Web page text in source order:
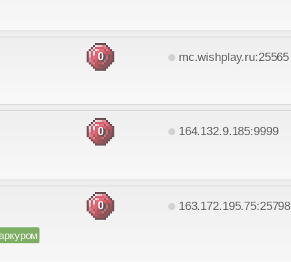
0 mc.wishplay.ru:25565
0 164.132.9.185:9999
0 163.172.195.75:25798